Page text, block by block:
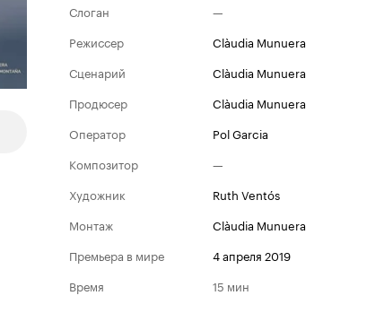
Слоган
—
Режиссер
Clàudia Munuera
Сценарий
Clàudia Munuera
Продюсер
Clàudia Munuera
Оператор
Pol Garcia
Композитор
—
Художник
Ruth Ventós
Монтаж
Clàudia Munuera
Премьера в мире
4 апреля 2019
Время
15 мин